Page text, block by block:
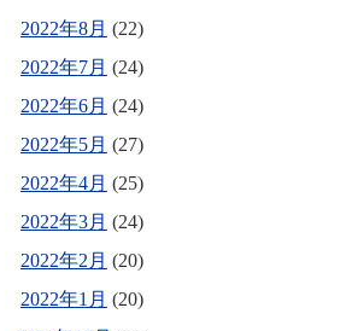
2022年8月 (22)
2022年7月 (24)
2022年6月 (24)
2022年5月 (27)
2022年4月 (25)
2022年3月 (24)
2022年2月 (20)
2022年1月 (20)